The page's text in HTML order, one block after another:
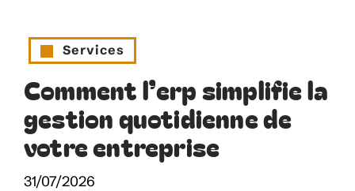
Services
Comment l’erp simplifie la
gestion quotidienne de
votre entreprise
31/07/2026